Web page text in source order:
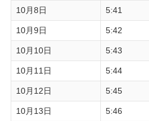
10月8日 5:41
10月9日 5:42
10月10日 5:43
10月11日 5:44
10月12日 5:45
10月13日 5:46